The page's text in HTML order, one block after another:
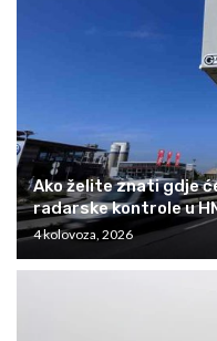
Ako želite znati gdje
radarske kontrole u
4 kolovoza, 2026